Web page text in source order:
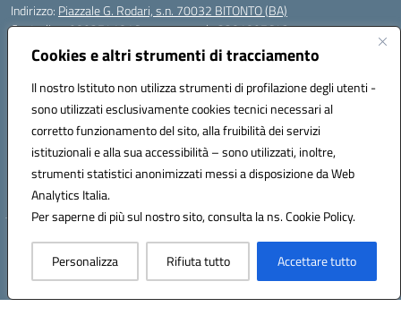
Cookies e altri strumenti di tracciamento
Il nostro Istituto non utilizza strumenti di profilazione degli utenti -
sono utilizzati esclusivamente cookies tecnici necessari al
corretto funzionamento del sito, alla fruibilità dei servizi
istituzionali e alla sua accessibilità – sono utilizzati, inoltre,
strumenti statistici anonimizzati messi a disposizione da Web
Analytics Italia.
Per saperne di più sul nostro sito, consulta la ns. Cookie Policy.
Personalizza Rifiuta tutto Accettare tutto
Indirizzo: Piazzale G. Rodari, s.n. 70032 BITONTO (BA)
Centralino:0803741816 - corso serale 3381807642
Email: BATD220004@istruzione.it
Posta elettronica certificata (PEC):batd220004@pec.istruzione.it
Codice meccanografico:BATD220004
Codice Indice delle Pubbliche Amministrazioni (IPA): itcvg
Codice unico di fatturazione (CUF): UFIJVU
la scuola è raggiungibile anche al numero: ☎️ 3520316918
Hosting & Powered by 3D Solution S.r.l.
Concept & Design by Designers Italia